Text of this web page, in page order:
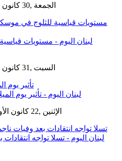
GMT 09:27 2026 الجمعة ,30 كانون الثاني / يناير
مستويات قياسية للثلوج في موسكو
GMT 09:23 2026 السبت ,31 كانون الثاني / يناير
تأثير يوم
GMT 17:54 2025 الإثنين ,22 كانون الأول / ديسمبر
تسلا تواجه انتقادات بعد وفيات